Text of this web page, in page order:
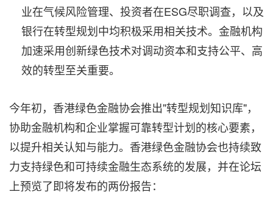
业在气候风险管理、投资者在ESG尽职调查，以及
银行在转型规划中均积极采用相关技术。金融机构
加速采用创新绿色技术对调动资本和支持公平、高
效的转型至关重要。
今年初，香港绿色金融协会推出"转型规划知识库"，
协助金融机构和企业掌握可靠转型计划的核心要素，
以提升相关认知与能力。香港绿色金融协会也持续致
力支持绿色和可持续金融生态系统的发展，并在论坛
上预览了即将发布的两份报告：